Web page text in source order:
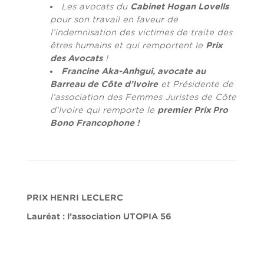
Les avocats du Cabinet Hogan Lovells
pour son travail en faveur de
l’indemnisation des victimes de traite des
êtres humains et qui remportent le Prix
des Avocats!
Francine Aka-Anhgui, avocate au
Barreau de Côte d’Ivoireet Présidente de
l’association des Femmes Juristes de Côte
d’Ivoire qui remporte le premier Prix Pro
Bono Francophone !
PRIX HENRI LECLERC
Lauréat : l’association UTOPIA 56